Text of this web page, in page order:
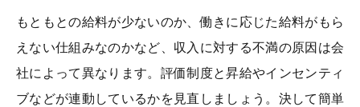
もともとの給料が少ないのか、働きに応じた給料がもら
えない仕組みなのかなど、収入に対する不満の原因は会
社によって異なります。評価制度と昇給やインセンティ
ブなどが連動しているかを見直しましょう。決して簡単